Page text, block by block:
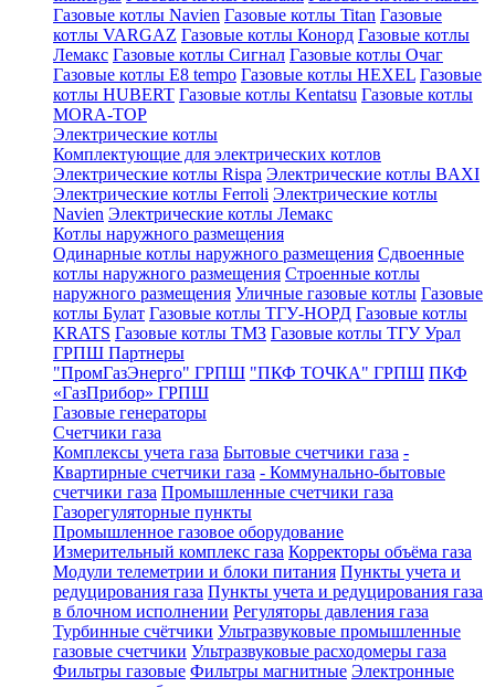
Газовые котлы Navien Газовые котлы Titan Газовые
котлы VARGAZ Газовые котлы Конорд Газовые котлы
Лемакс Газовые котлы Сигнал Газовые котлы Очаг
Газовые котлы E8 tempo Газовые котлы HEXEL Газовые
котлы HUBERT Газовые котлы Kentatsu Газовые котлы
MORA-TOP
Электрические котлы
Комплектующие для электрических котлов
Электрические котлы Rispa Электрические котлы BAXI
Электрические котлы Ferroli Электрические котлы
Navien Электрические котлы Лемакс
Котлы наружного размещения
Одинарные котлы наружного размещения Сдвоенные
котлы наружного размещения Строенные котлы
наружного размещения Уличные газовые котлы Газовые
котлы Булат Газовые котлы ТГУ-НОРД Газовые котлы
KRATS Газовые котлы ТМЗ Газовые котлы ТГУ Урал
ГРПШ Партнеры
"ПромГазЭнерго" ГРПШ "ПКФ ТОЧКА" ГРПШ ПКФ
«ГазПрибор» ГРПШ
Газовые генераторы
Счетчики газа
Комплексы учета газа Бытовые счетчики газа -
Квартирные счетчики газа - Коммунально-бытовые
счетчики газа Промышленные счетчики газа
Газорегуляторные пункты
Промышленное газовое оборудование
Измерительный комплекс газа Корректоры объёма газа
Модули телеметрии и блоки питания Пункты учета и
редуцирования газа Пункты учета и редуцирования газа
в блочном исполнении Регуляторы давления газа
Турбинные счётчики Ультразвуковые промышленные
газовые счетчики Ультразвуковые расходомеры газа
Фильтры газовые Фильтры магнитные Электронные